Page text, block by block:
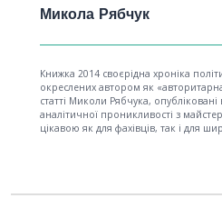
Микола Рябчук
Книжка 2014 своєрідна хроніка
окреслених автором як «авторитарна
статті Миколи Рябчука,
аналітичної проникливості з
цікавою як для фахівців, так і для